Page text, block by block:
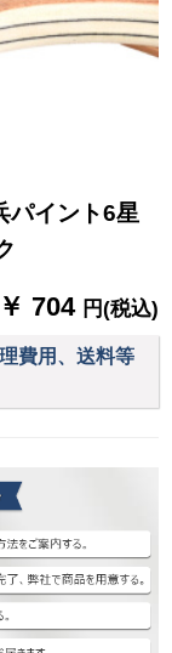
パイント6星
￥ 704 円(税込)
費用、送料等